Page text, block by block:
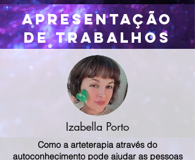
Apresentação
de trabalhos
Izabella Porto
Como a arteterapia através do
autoconhecimento pode ajudar as pessoas